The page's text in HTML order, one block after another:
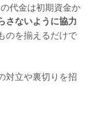
代金は初期資金か
さないように協力
のを揃えるだけで
対立や裏切りを招